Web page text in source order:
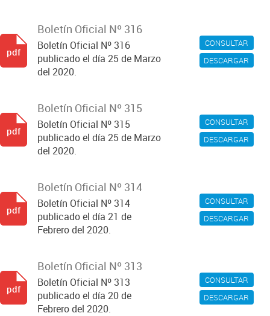
CONSULTAR
DESCARGAR
Boletín Oficial Nº 316
Boletín Oficial Nº 316
publicado el día 25 de Marzo
del 2020.
pdf
CONSULTAR
DESCARGAR
Boletín Oficial Nº 315
Boletín Oficial Nº 315
publicado el día 25 de Marzo
del 2020.
pdf
CONSULTAR
DESCARGAR
Boletín Oficial Nº 314
Boletín Oficial Nº 314
publicado el día 21 de
Febrero del 2020.
pdf
CONSULTAR
DESCARGAR
Boletín Oficial Nº 313
Boletín Oficial Nº 313
publicado el día 20 de
Febrero del 2020.
pdf